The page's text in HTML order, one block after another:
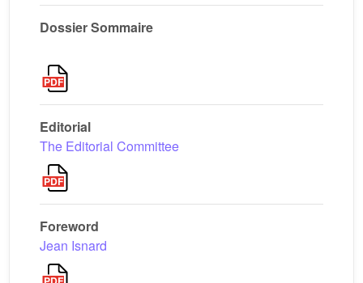
Dossier Sommaire
Editorial
The Editorial Committee
Foreword
Jean Isnard